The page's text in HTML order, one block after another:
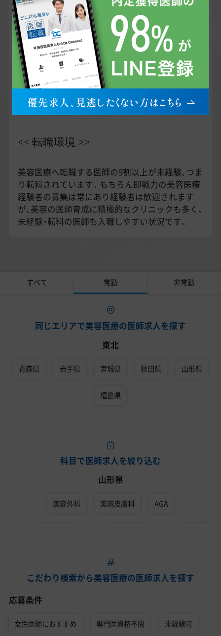
ポイントになるでしょう。
転職活動はどれくらい前から始めれば良いのでし
ょうか？
一般的に医師の転職活動期間は3～6か月程度と言
われていますが、内定までの時間は状況やタイミ
ングによって異なります。
余裕を持って転職活動をスタートすることをお勧
めしますので、まずはお気軽にご相談ください。
<< 転職環境 >>
美容医療へ転職する医師の9割以上が未経験、つま
り転科されています。もちろん即戦力の美容医療
経験者の募集は常にあり経験者は歓迎されます
が、美容の医師育成に積極的なクリニックも多く、
未経験・転科の医師も入職しやすい状況です。
すべて 常勤 非常勤
同じエリアで美容医療の医師求人を探す
東北
青森県 岩手県 宮城県 秋田県 山形県
福島県
科目で医師求人を絞り込む
山形県
美容外科 美容皮膚科 AGA
こだわり検索から美容医療の医師求人を探す
応募条件
女性医師におすすめ 専門医資格不問 未経験可